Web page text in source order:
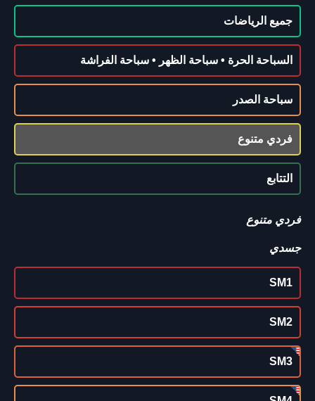
جميع الرياضات
السباحة الحرة • سباحة الظهر • سباحة الفراشة
سباحة الصدر
فردي متنوع
التتابع
فردي متنوع
جسدي
SM1
SM2
SM3